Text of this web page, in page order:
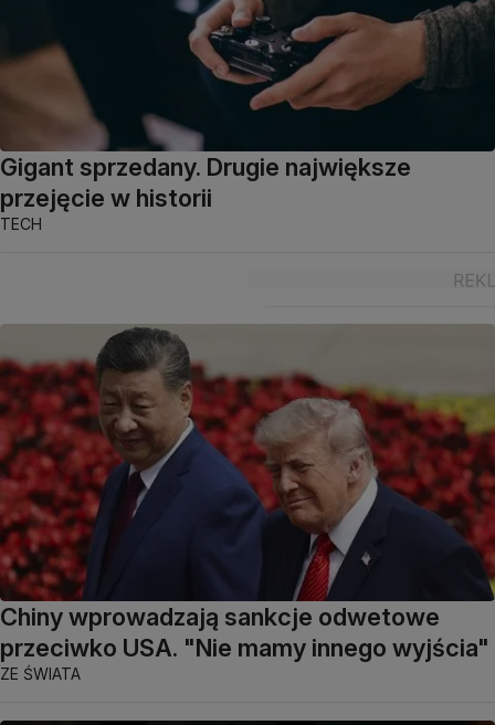
Gigant sprzedany. Drugie największe
przejęcie w historii
TECH
Chiny wprowadzają sankcje odwetowe
przeciwko USA. "Nie mamy innego wyjścia"
ZE ŚWIATA